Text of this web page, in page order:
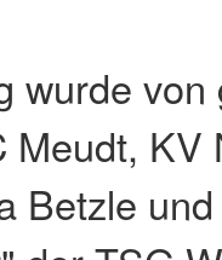
wurde
Meudt, KV
Betzle